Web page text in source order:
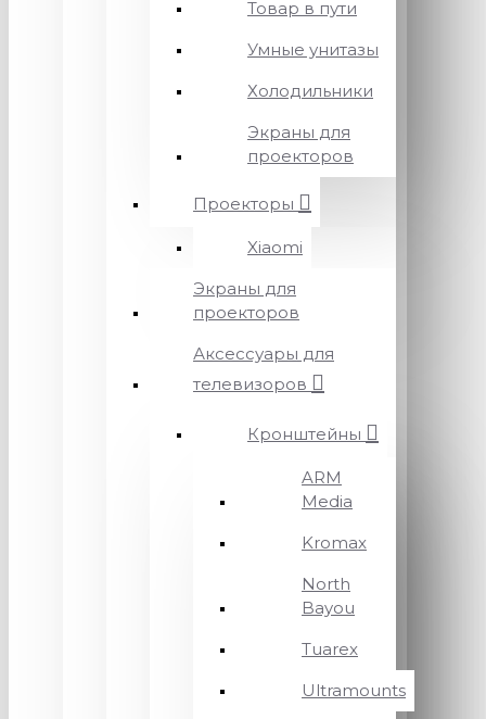
Товар в пути
Умные унитазы
Холодильники
Экраны для
проекторов
Проекторы
Xiaomi
Экраны для
проекторов
Аксессуары для
телевизоров
Кронштейны
ARM
Media
Kromax
North
Bayou
Tuarex
Ultramounts